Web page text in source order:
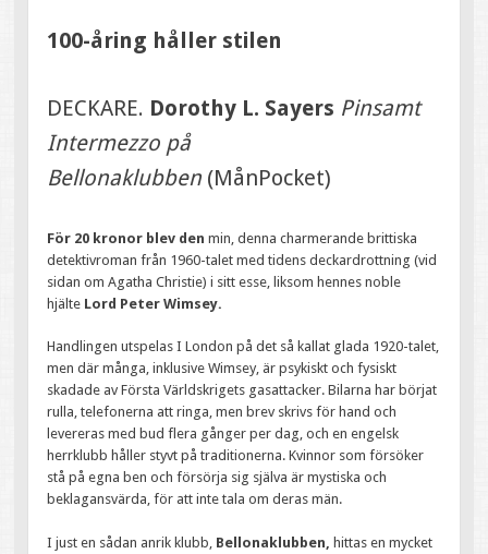
100-åring håller stilen
DECKARE. Dorothy L. Sayers Pinsamt
Intermezzo på
Bellonaklubben (MånPocket)
För 20 kronor blev den min, denna charmerande brittiska
detektivroman från 1960-talet med tidens deckardrottning (vid
sidan om Agatha Christie) i sitt esse, liksom hennes noble
hjälte Lord Peter Wimsey.
Handlingen utspelas I London på det så kallat glada 1920-talet,
men där många, inklusive Wimsey, är psykiskt och fysiskt
skadade av Första Världskrigets gasattacker. Bilarna har börjat
rulla, telefonerna att ringa, men brev skrivs för hand och
levereras med bud flera gånger per dag, och en engelsk
herrklubb håller styvt på traditionerna. Kvinnor som försöker
stå på egna ben och försörja sig själva är mystiska och
beklagansvärda, för att inte tala om deras män.
I just en sådan anrik klubb, Bellonaklubben,
hittas en mycket